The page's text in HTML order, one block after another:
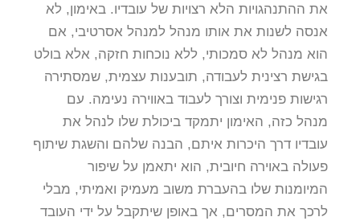
את ההתנהגויות הלא רצויות של עובדיו. באימון, לא
אנסה לשנות את אותו מנהל למנהל אסרטיבי, אם
הוא מנהל לא סמכותי, ללא נוכחות חזקה, אלא בולט
בגישת רצינית לעבודה, תובענות עצמית, שמסתירה
רגישות פנימית וצורך לעבוד באווירה נעימה. עם
מנהל כזה, האימון יתמקד ביכולת שלו לנהל את
עובדיו דרך היכרות איתם, הבנה שלהם והשגת שיתוף
פעולה באוירה חיובית, הוא יתאמן על שיפור
המיומנות שלו בהעברת משוב מעמיק ואמיתי, מבלי
לרכך את המסרים, אך באופן שיתקבל על ידי העובד